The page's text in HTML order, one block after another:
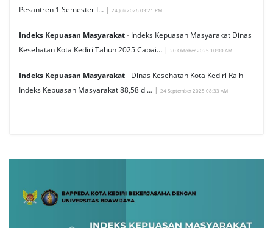
Pesantren 1 Semester I… | 24 Juli 2026 03:21 PM
Indeks Kepuasan Masyarakat- Indeks Kepuasan Masyarakat Dinas
Kesehatan Kota Kediri Tahun 2025 Capai… | 20 Oktober 2025 10:00 AM
Indeks Kepuasan Masyarakat- Dinas Kesehatan Kota Kediri Raih
Indeks Kepuasan Masyarakat 88,58 di… | 24 September 2025 08:33 AM